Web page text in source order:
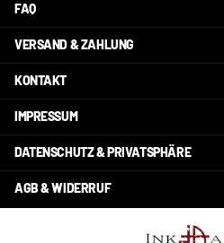
FAQ
VERSAND & ZAHLUNG
KONTAKT
IMPRESSUM
DATENSCHUTZ & PRIVATSPHÄRE
AGB & WIDERRUF